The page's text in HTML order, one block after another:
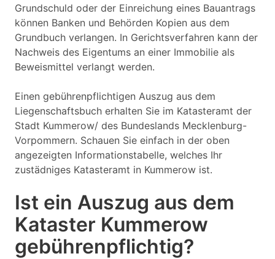
Grundschuld oder der Einreichung eines Bauantrags
können Banken und Behörden Kopien aus dem
Grundbuch verlangen. In Gerichtsverfahren kann der
Nachweis des Eigentums an einer Immobilie als
Beweismittel verlangt werden.
Einen gebührenpflichtigen Auszug aus dem
Liegenschaftsbuch erhalten Sie im Katasteramt der
Stadt Kummerow/ des Bundeslands Mecklenburg-
Vorpommern. Schauen Sie einfach in der oben
angezeigten Informationstabelle, welches Ihr
zustädniges Katasteramt in Kummerow ist.
Ist ein Auszug aus dem
Kataster Kummerow
gebührenpflichtig?